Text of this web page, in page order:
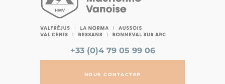
+33 (0)4 79 05 99 06
NOUS CONTACTER